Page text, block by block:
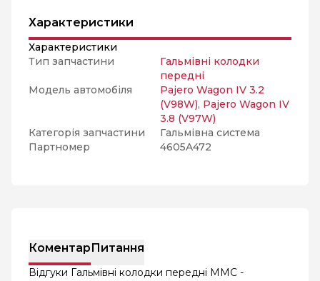
Характеристики
Характеристики
Тип запчастини
Гальмівні колодки
передні
Модель автомобіля
Pajero Wagon IV 3.2
(V98W), Pajero Wagon IV
3.8 (V97W)
Категорія запчастини
Гальмівна система
Партномер
4605A472
КоментарПитання
Відгуки Гальмівні колодки передні MMC -